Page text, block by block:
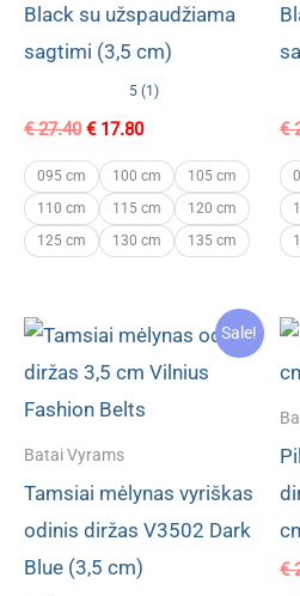
Black su užspaudžiama
sagtimi (3,5 cm)
5 (1)
€27.40 Original
was:
€ 27.40.
€17.80Current
is:
€ 17.80.
095 cm 100 cm
105 cm
110 cm
115 cm
120 cm
125 cm
130 cm 135 cm
€
Sale!
Batai Vyrams
Tamsiai mėlynas vyriškas
odinis diržas V3502 Dark
Blue (3,5 cm)
€